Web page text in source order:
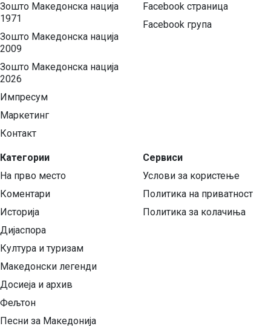
Зошто Македонска нација
1971
Зошто Македонска нација
2009
Зошто Македонска нација
2026
Импресум
Маркетинг
Контакт
Категории
На прво место
Коментари
Историја
Дијаспора
Култура и туризам
Македонски легенди
Досиеја и архив
Фељтон
Песни за Македонија
Facebook страница
Facebook група
Сервиси
Услови за користење
Политика на приватност
Политика за колачиња